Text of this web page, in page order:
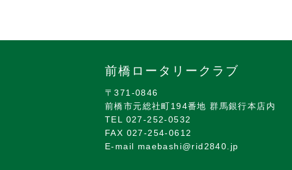
前橋ロータリークラブ
〒371-0846
前橋市元総社町194番地 群馬銀行本店内
TEL 027-252-0532
FAX 027-254-0612
E-mail maebashi@rid2840.jp